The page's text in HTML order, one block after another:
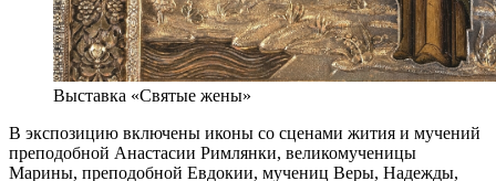
Выставка «Святые жены»
В экспозицию включены иконы со сценами жития и мучений
преподобной Анастасии Римлянки, великомученицы
Марины, преподобной Евдокии, мучениц Веры, Надежды,